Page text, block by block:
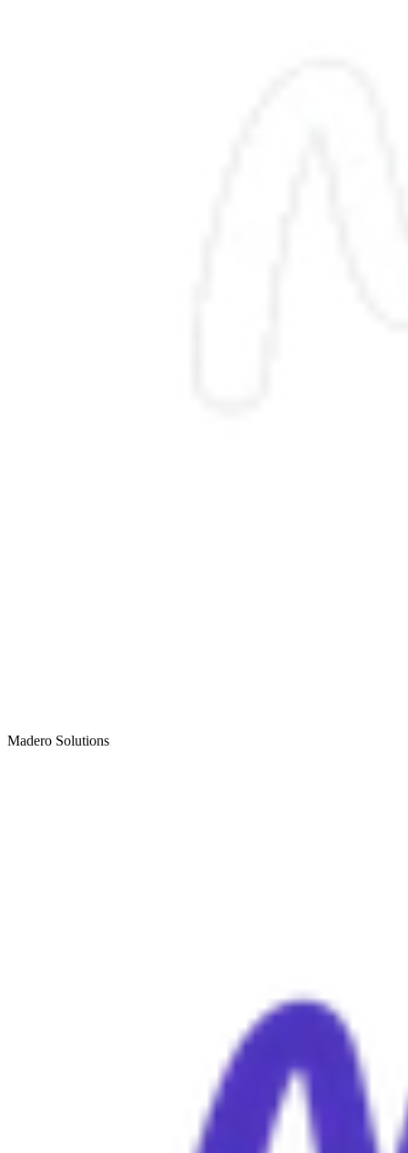
Madero Solutions